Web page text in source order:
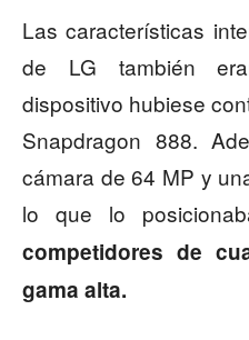
Las características
de LG también
dispositivo hubiese
Snapdragon 888.
cámara de 64 MP y
lo que lo
competidores de
gama alta.